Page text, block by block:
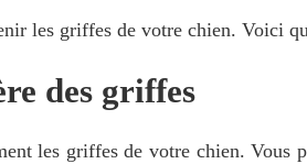
les griffes de votre chien. Voici
des griffes
les griffes de votre chien.